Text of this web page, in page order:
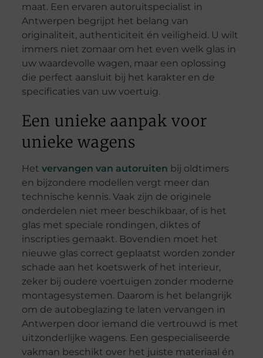
maat. Een ervaren autoruitspecialist in
Antwerpen begrijpt het belang van
originaliteit, authenticiteit én veiligheid. U wilt
immers niet zomaar om het even welk glas in
uw waardevolle wagen, maar een oplossing
die perfect aansluit bij het karakter en de
specificaties van uw voertuig.
Een unieke aanpak voor
unieke wagens
Het vervangen van autoruiten bij oldtimers
en bijzondere modellen vergt meer dan
technische kennis. Vaak zijn de originele
onderdelen niet meer beschikbaar, of is het
glas met speciale rondingen, diktes of
inscripties gemaakt. Bovendien moet het
nieuwe glas correct geplaatst worden zonder
schade aan het koetswerk of het interieur,
zeker bij oudere voertuigen zonder moderne
montagesystemen. Daarom is het belangrijk
om de autobeglazing te laten vervangen in
Antwerpen door iemand die vertrouwd is met
uitzonderlijke wagens. Een gespecialiseerde
vakman beschikt over het juiste materiaal én